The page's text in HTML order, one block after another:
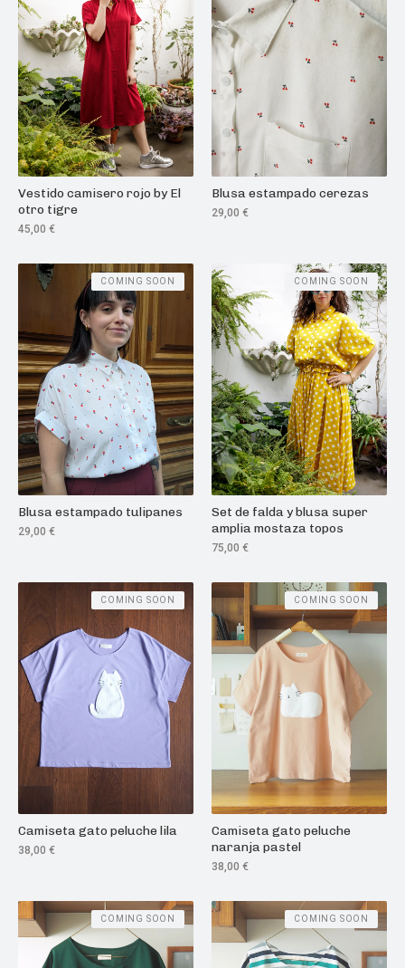
Vestido camisero rojo by El
otro tigre
45,00 €
Blusa estampado cerezas
29,00 €
Blusa estampado tulipanes
29,00 €
COMING SOON
Set de falda y blusa super
amplia mostaza topos
75,00 €
COMING SOON
Camiseta gato peluche lila
38,00 €
COMING SOON
Camiseta gato peluche
naranja pastel
38,00 €
COMING SOON
COMING SOON COMING SOON